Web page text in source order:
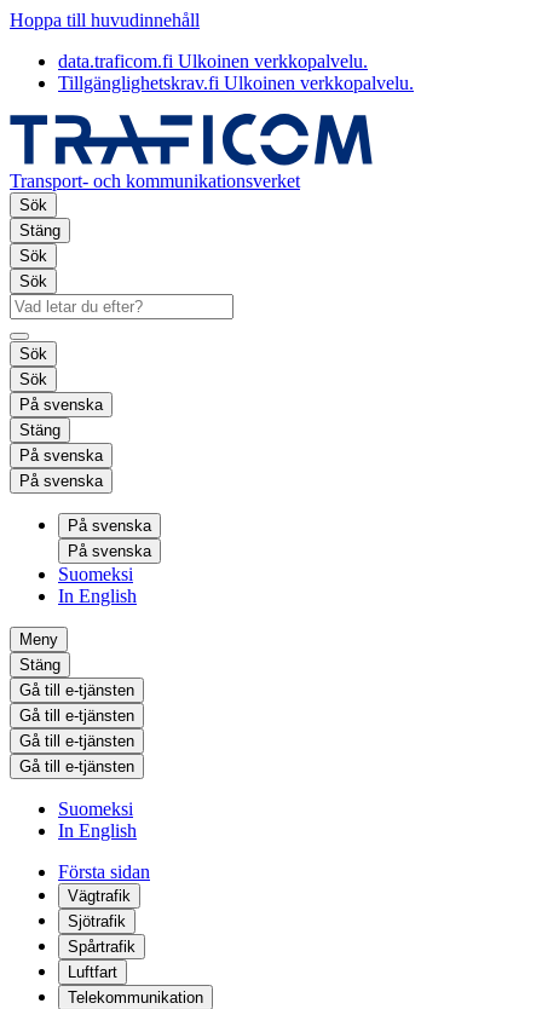
Hoppa till huvudinnehåll
data.traficom.fi Ulkoinen verkkopalvelu.
Tillgänglighetskrav.fi Ulkoinen verkkopalvelu.
Transport- och kommunikationsverket
Sök
Stäng
Sök
Sök
Sök
Sök
På svenska
Stäng
På svenska
På svenska
På svenska
På svenska
Suomeksi
In English
Meny
Stäng
Gå till e-tjänsten
Gå till e-tjänsten
Gå till e-tjänsten
Gå till e-tjänsten
Suomeksi
In English
Första sidan
Vägtrafik
Sjötrafik
Spårtrafik
Luftfart
Telekommunikation